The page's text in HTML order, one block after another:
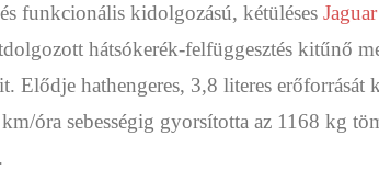
funkcionális kidolgozású, kétüléses Jaguar
hátsókerék-felfüggesztés kitűnő
Elődje hathengeres, 3,8 literes
óra sebességig gyorsította az 1168 kg